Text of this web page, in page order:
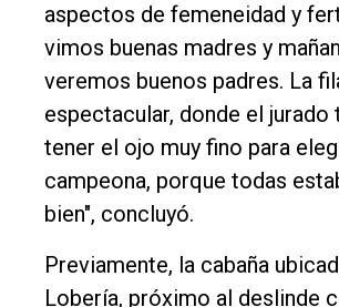
aspectos de femeneidad y
vimos buenas madres y
veremos buenos padres. La
espectacular, donde el jurado
tener el ojo muy fino para
campeona, porque todas
bien", concluyó.
Previamente, la cabaña
Lobería, próximo al deslinde